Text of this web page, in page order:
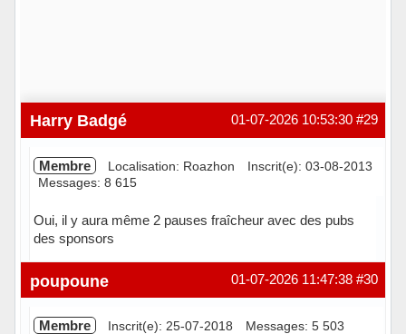
#29
01-07-2026 10:53:30
Harry Badgé
Membre Localisation: Roazhon
Inscrit(e): 03-08-2013
Messages: 8 615
Oui, il y aura même 2 pauses fraîcheur avec des pubs
des sponsors
Hors ligne #30
01-07-2026 11:47:38
poupoune
Membre Inscrit(e): 25-07-2018 Messages: 5 503